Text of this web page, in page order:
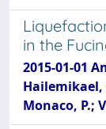
in the
2015-01-01
Hailemikael,
Monaco, P.;